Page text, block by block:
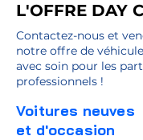
L'OFFRE DAY
Contactez-nous et
notre offre de
avec soin pour les
professionnels !
Voitures neuves
et d'occasion